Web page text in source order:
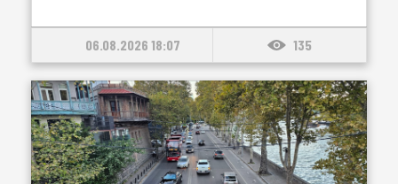
06.08.2026 18:07 135